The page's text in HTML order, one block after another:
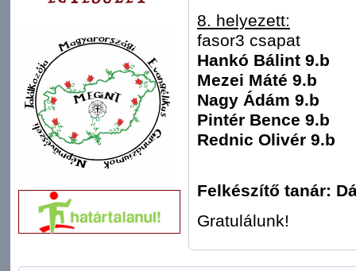
8. helyezett:
fasor3 csapat
Hankó Bálint 9.b
Mezei Máté 9.b
Nagy Ádám 9.b
Pintér Bence 9.b
Rednic Olivér 9.b
Felkészítő tanár:
Gratulálunk!